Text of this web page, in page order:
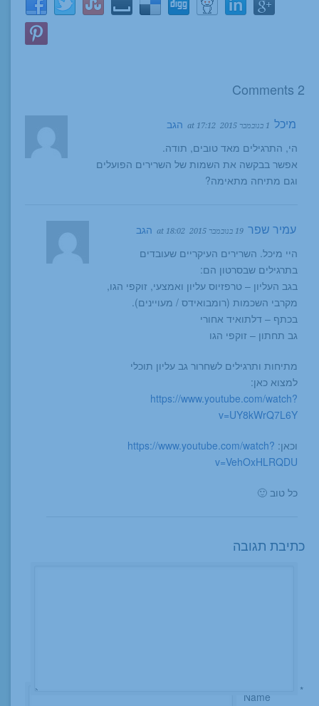
2 Comments
מיכל 1 בנובמבר 2015 at 17:12 הגב
הי, התרגילים מאד טובים, תודה.
אפשר בבקשה את השמות של השרירים הפועלים
וגם מתיחה מתאימה?
עמיר שפר 19 בנובמבר 2015 at 18:02 הגב
היי מיכל. השרירים העיקריים שעובדים
בתרגילים שבסרטון הם:
בגב העליון – טרפזיוס עליון ואמצעי, זוקפי הגו,
מקרבי השכמות (רומבואידס / מעויינים).
בכתף – דלתואיד אחורי
גב תחתון – זוקפי הגו
מתיחות ותרגילים לשחרור גב עליון תוכלי
למצוא כאן:
https://www.youtube.com/watch?
v=UY8kWrQ7L6Y
וכאן: https://www.youtube.com/watch?
v=VehOxHLRQDU
כל טוב 🙂
כתיבת תגובה
Name *